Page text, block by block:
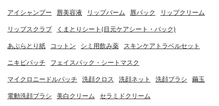
アイシャンプー 唇美容液 リップバーム 唇パック リップクリーム
リップスクラブ くまとりシート(目元ケアシート・パック)
あぶらとり紙 コットン シミ用飲み薬 スキンケアトラベルセット
ニキビパッチ フェイスパック・シートマスク
マイクロニードルパッチ 洗顔クロス 洗顔ネット 洗顔ブラシ 繭玉
電動洗顔ブラシ 美白クリーム セラミドクリーム